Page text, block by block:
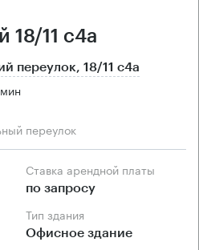
18/11 с4а
переулок, 18/11 с4а
переулок
Ставка арендной платы
по запросу
Тип здания
Офисное здание